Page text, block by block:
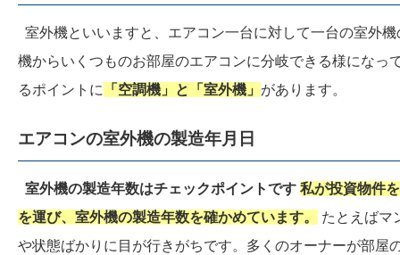
室外機といいますと、エアコン一台に対して一台の室外
機からいくつものお部屋のエアコンに分岐できる様にな
るポイントに
「空調機」と「室外機」 があります。
エアコンの室外機の製造年月日
室外機の製造年数はチェックポイントです 私が投資物件
を運び、室外機の製造年数を確かめています。
たとえばマ
や状態ばかりに目が行きがちです。多くのオーナーが部屋